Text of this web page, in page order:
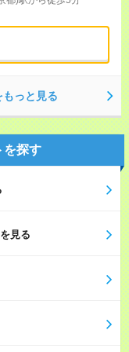
っと見る
を探す
を見る